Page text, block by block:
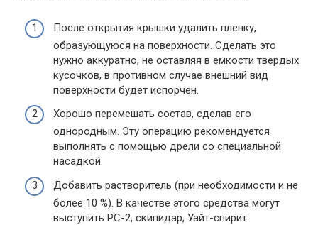
После открытия крышки удалить пленку,
образующуюся на поверхности. Сделать это
нужно аккуратно, не оставляя в емкости твердых
кусочков, в противном случае внешний вид
поверхности будет испорчен.
Хорошо перемешать состав, сделав его
однородным. Эту операцию рекомендуется
выполнять с помощью дрели со специальной
насадкой.
Добавить растворитель (при необходимости и не
более 10 %). В качестве этого средства могут
выступить РС-2, скипидар, Уайт-спирит.